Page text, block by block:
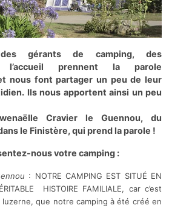
des gérants de camping, des
l’accueil prennent la parole
nous font partager un peu de leur
Ils nous apportent ainsi un peu
Cravier le Guennou, du
le Finistère, qui prend la parole !
nous votre camping :
: NOTRE CAMPING EST SITUÉ EN
HISTOIRE FAMILIALE, car c’est
luzerne, que notre camping à été créé en